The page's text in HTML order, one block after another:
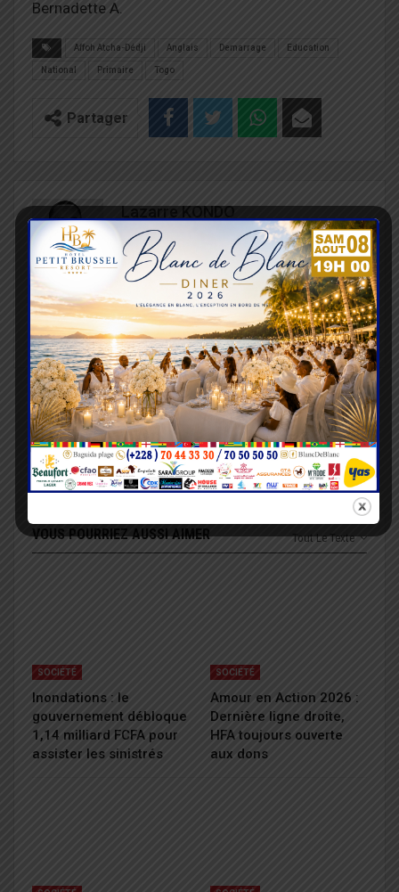
Bernadette A.
Affoh Atcha-Dédji Anglais Demarrage Education
National Primaire Togo
Partager
Lazarre KONDO
Rechercher, vérifier, rédiger et partager des
informations compréhensibles et accessibles à
tous, telle est ma mission. Récemment, je suis
engagé dans la sensibilisation à la sécurité
routière. Je suis passionné du sport et de la
culture.
ARTICLE PRÉCÉDENT
Afrique de l’ouest :
L’Eco oppose l’UEMOA
et la CEDEAO
PROCHAIN ARTICLE
Présidentielle 2020 :
Sept candidatures
validées par la Cour
constitutionnelle
Tout Le Texte
VOUS POURRIEZ AUSSI AIMER
SOCIÉTÉ
Inondations : le
gouvernement débloque
1,14 milliard FCFA pour
assister les sinistrés
SOCIÉTÉ
Amour en Action 2026 :
Dernière ligne droite,
HFA toujours ouverte
aux dons